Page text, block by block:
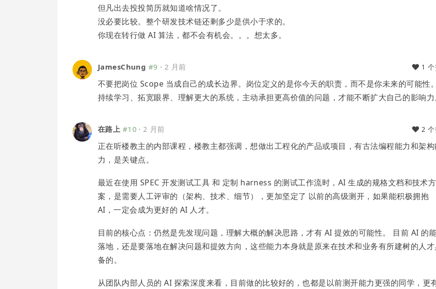
但凡出去投投简历就知道啥情况了。
没必要比较。整个研发技术链还剩多少是供小于求的。
你现在转行做 AI 算法，都不会有机会。。。想太多。
JamesChung #9 · 2 月前 1
不要把岗位 Scope 当成自己的成长边界。岗位定义的是你今天的职责，而不是你未来的可能性
持续学习、拓宽眼界、理解更大的系统，主动承担更高价值的问题，才能不断扩大自己的影响
在路上 #10 · 2 月前 2
正在听楼教主的内部课程，楼教主都强调，想做出工程化的产品或项目，有古法编程能力和架
力，是关键点。
最近在使用 SPEC 开发测试工具 和 定制 harness 的测试工作流时，AI 生成的规格文档和技术方
案，是需要人工评审的（架构、技术、细节），更加坚定了 以前的高级测开，如果能积极拥抱
AI，一定会成为更好的 AI 人才。
目前的核心点：仍然是先发现问题，理解大概的解决思路，才有 AI 提效的可能性。 目前 AI 的
落地，还是要落地在解决问题和提效方向，这些能力本身就是原来在技术和业务有所建树的人
备的。
从团队内部人员的 AI 探索深度来看，目前做的比较好的，也都是以前测开能力更强的同学，更